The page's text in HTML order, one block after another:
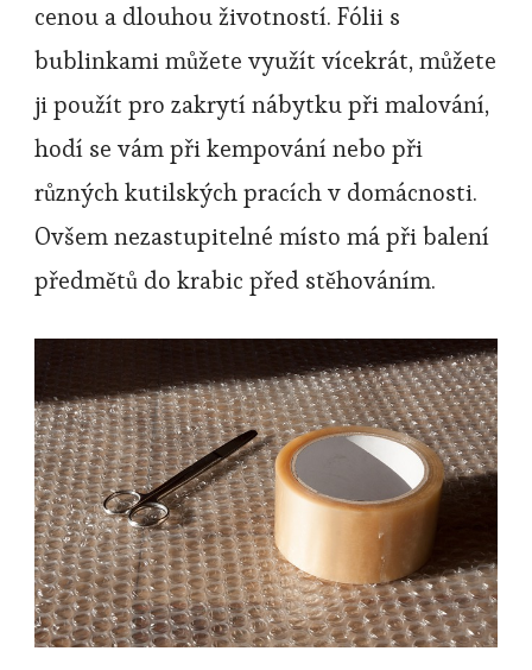
cenou a dlouhou životností. Fólii s
bublinkami můžete využít vícekrát, můžete
ji použít pro zakrytí nábytku při malování,
hodí se vám při kempování nebo při
různých kutilských pracích v domácnosti.
Ovšem nezastupitelné místo má při balení
předmětů do krabic před stěhováním.